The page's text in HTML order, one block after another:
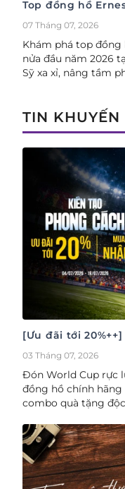
Top đồng hồ
đầu năm 2026
07 Tháng 07, 2026
Khám phá top đồng
nửa đầu năm 2026
Sỹ xa xỉ, nâng tầm
TIN KHUYẾN
[Ưu đãi tới
cúp săn deal –
World Cup
03 Tháng 07, 2026
Đón World Cup rực
đồng hồ chính hãng
combo quà tặng